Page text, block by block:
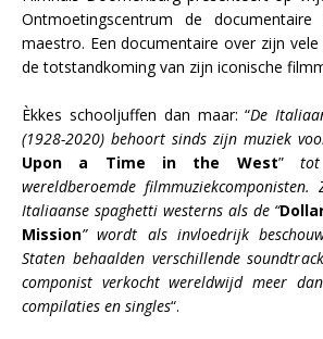
Ontmoetingscentrum de
maestro. Een documentaire over zijn
de totstandkoming van zijn iconische
Èkkes schooljuffen dan maar: “De
(1928-2020) behoort sinds zijn muziek
Upon a Time in the West”
wereldberoemde
Italiaanse spaghetti westerns als de “
Mission” wordt als invloedrijk
Staten behaalden verschillende
componist verkocht wereldwijd meer
compilaties en singles“.